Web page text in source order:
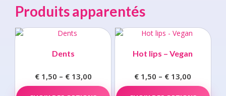
Produits apparentés
Dents
€1,50 – €13,00
range: This
Hot lips – Vegan
€ 1,50 – € 13,00
range: